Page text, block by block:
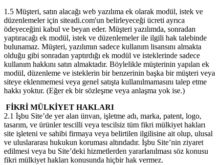
1.5 Müşteri, satın alacağı web yazılıma ek olarak modül, istek ve
düzenlemeler için siteadi.com'un belirleyeceği ücreti ayrıca
ödeyeceğini kabul ve beyan eder. Müşteri yazılımda, sonradan
yaptıracağı ek modül, istek ve düzenlemeler ile ilgili hak talebinde
bulunamaz. Müşteri, yazılımın sadece kullanım lisansını almakta
olduğu gibi sonradan yaptırdığı ek modül ve isteklerinde sadece
kullanım hakkını satın almaktadır. Böylelikle müşterinin yapılan ek
modül, düzenleme ve isteklerin bir benzerinin başka bir müşteri veya
siteye eklenmemesi veya genel satışta kullanılmamasını talep etme
hakkı yoktur. (Eğer ek bir sözleşme veya anlaşma yok ise.)
FİKRİ MÜLKİYET HAKLARI
2.1 İşbu Site’de yer alan ünvan, işletme adı, marka, patent, logo,
tasarım, ve ürünler tescilli veya tescilsiz tüm fikri mülkiyet hakları
site işleteni ve sahibi firmaya veya belirtilen ilgilisine ait olup, ulusal
ve uluslararası hukukun koruması altındadır. İşbu Site’nin ziyaret
edilmesi veya bu Site’deki hizmetlerden yararlanılması söz konusu
fikri mülkiyet hakları konusunda hiçbir hak vermez.